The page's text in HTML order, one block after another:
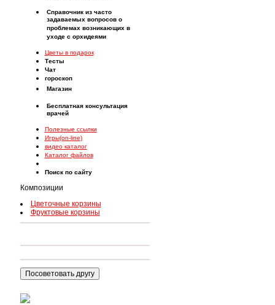
Справочник из часто
задаваемых вопросов о
проблемах возникающих в
уходе с орхидеями
Цветы в подарок
Тесты
Чат
гороскоп
Магазин
Бесплатная консультация
врачей
Полезные ссылки
Игры(on-line)
видео каталог
Каталог файлов
Поиск по сайту
Композиции
Цветочные корзины
Фруктовые корзины